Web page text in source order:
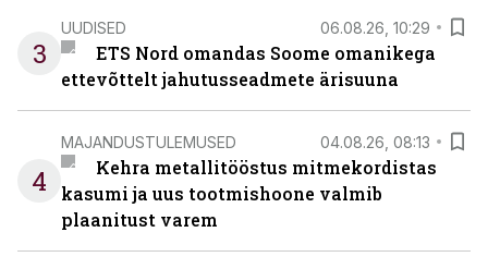
3
UUDISED 06.08.26, 10:29
ETS Nord omandas Soome omanikega
ettevõttelt jahutusseadmete ärisuuna
4
MAJANDUSTULEMUSED 04.08.26, 08:13
Kehra metallitööstus mitmekordistas
kasumi ja uus tootmishoone valmib
plaanitust varem